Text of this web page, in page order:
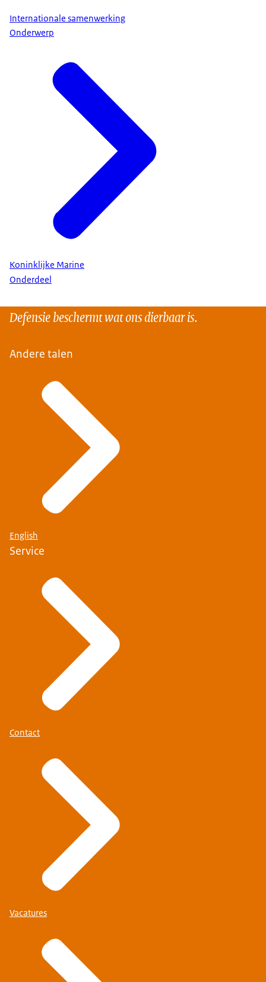
Internationale samenwerking
Onderwerp
Koninklijke Marine
Onderdeel
Defensie beschermt wat ons dierbaar is.
Andere talen
English
Service
Contact
Vacatures